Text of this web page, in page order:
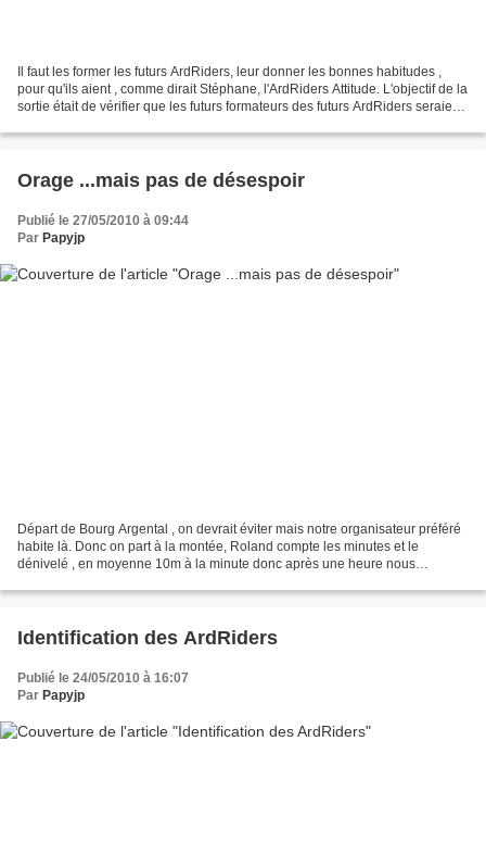
Il faut les former les futurs ArdRiders, leur donner les bonnes habitudes ,
pour qu'ils aient , comme dirait Stéphane, l'ArdRiders Attitude. L'objectif de la
sortie était de vérifier que les futurs formateurs des futurs ArdRiders seraient
Orage ...mais pas de désespoir
Publié le 27/05/2010 à 09:44
Par Papyjp
Départ de Bourg Argental , on devrait éviter mais notre organisateur préféré
habite là. Donc on part à la montée, Roland compte les minutes et le
dénivelé , en moyenne 10m à la minute donc après une heure nous
Identification des ArdRiders
Publié le 24/05/2010 à 16:07
Par Papyjp